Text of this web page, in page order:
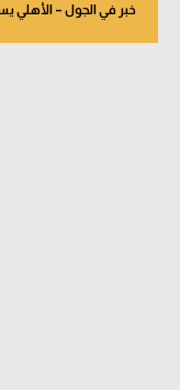
خبر في الجول – الأهلي